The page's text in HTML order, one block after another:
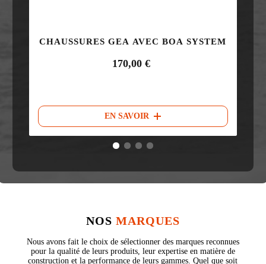
EN SAVOIR
CHAUSSURES GEA AVEC BOA SYSTEM
170,00€
NOS MARQUES
Nous avons fait le choix de sélectionner des marques reconnues
pour la qualité de leurs produits, leur expertise en matière de
construction et la performance de leurs gammes. Quel que soit